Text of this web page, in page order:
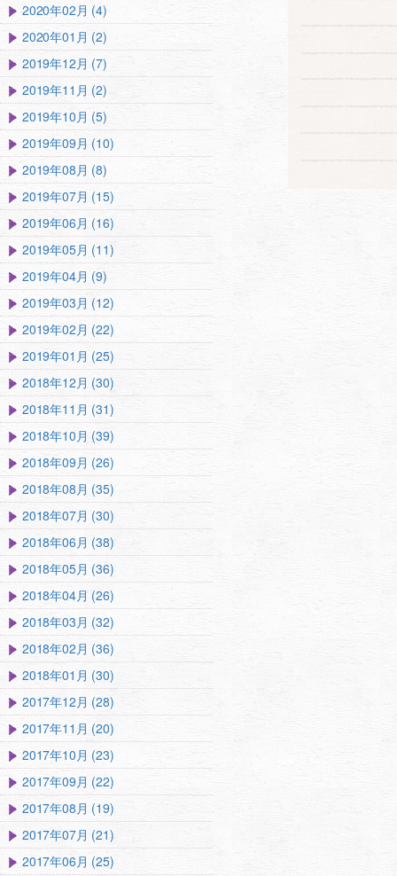
2020年02月 (4)
2020年01月 (2)
2019年12月 (7)
2019年11月 (2)
2019年10月 (5)
2019年09月 (10)
2019年08月 (8)
2019年07月 (15)
2019年06月 (16)
2019年05月 (11)
2019年04月 (9)
2019年03月 (12)
2019年02月 (22)
2019年01月 (25)
2018年12月 (30)
2018年11月 (31)
2018年10月 (39)
2018年09月 (26)
2018年08月 (35)
2018年07月 (30)
2018年06月 (38)
2018年05月 (36)
2018年04月 (26)
2018年03月 (32)
2018年02月 (36)
2018年01月 (30)
2017年12月 (28)
2017年11月 (20)
2017年10月 (23)
2017年09月 (22)
2017年08月 (19)
2017年07月 (21)
2017年06月 (25)